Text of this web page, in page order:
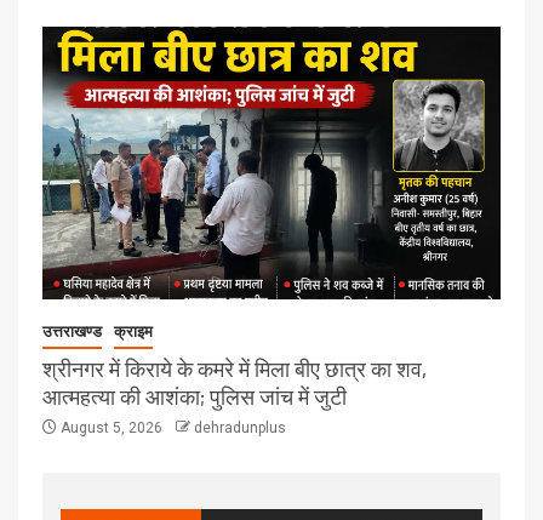
उत्तराखण्ड क्राइम
श्रीनगर में किराये के कमरे में मिला बीए छात्र का शव,
आत्महत्या की आशंका; पुलिस जांच में जुटी
August 5, 2026 dehradunplus